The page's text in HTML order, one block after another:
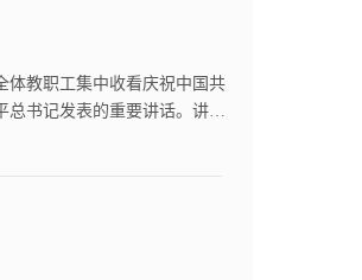
体教职工集中收看庆祝中国共
总书记发表的重要讲话。讲话